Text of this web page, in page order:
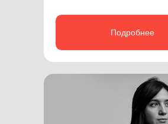
Подробнее